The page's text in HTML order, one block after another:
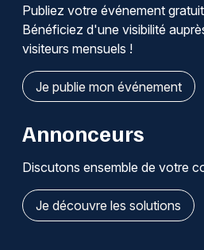
Publiez votre événement
Bénéficiez d'une visibilité
visiteurs mensuels !
Je publie mon événement
Annonceurs
Discutons ensemble de votre
Je découvre les solutions